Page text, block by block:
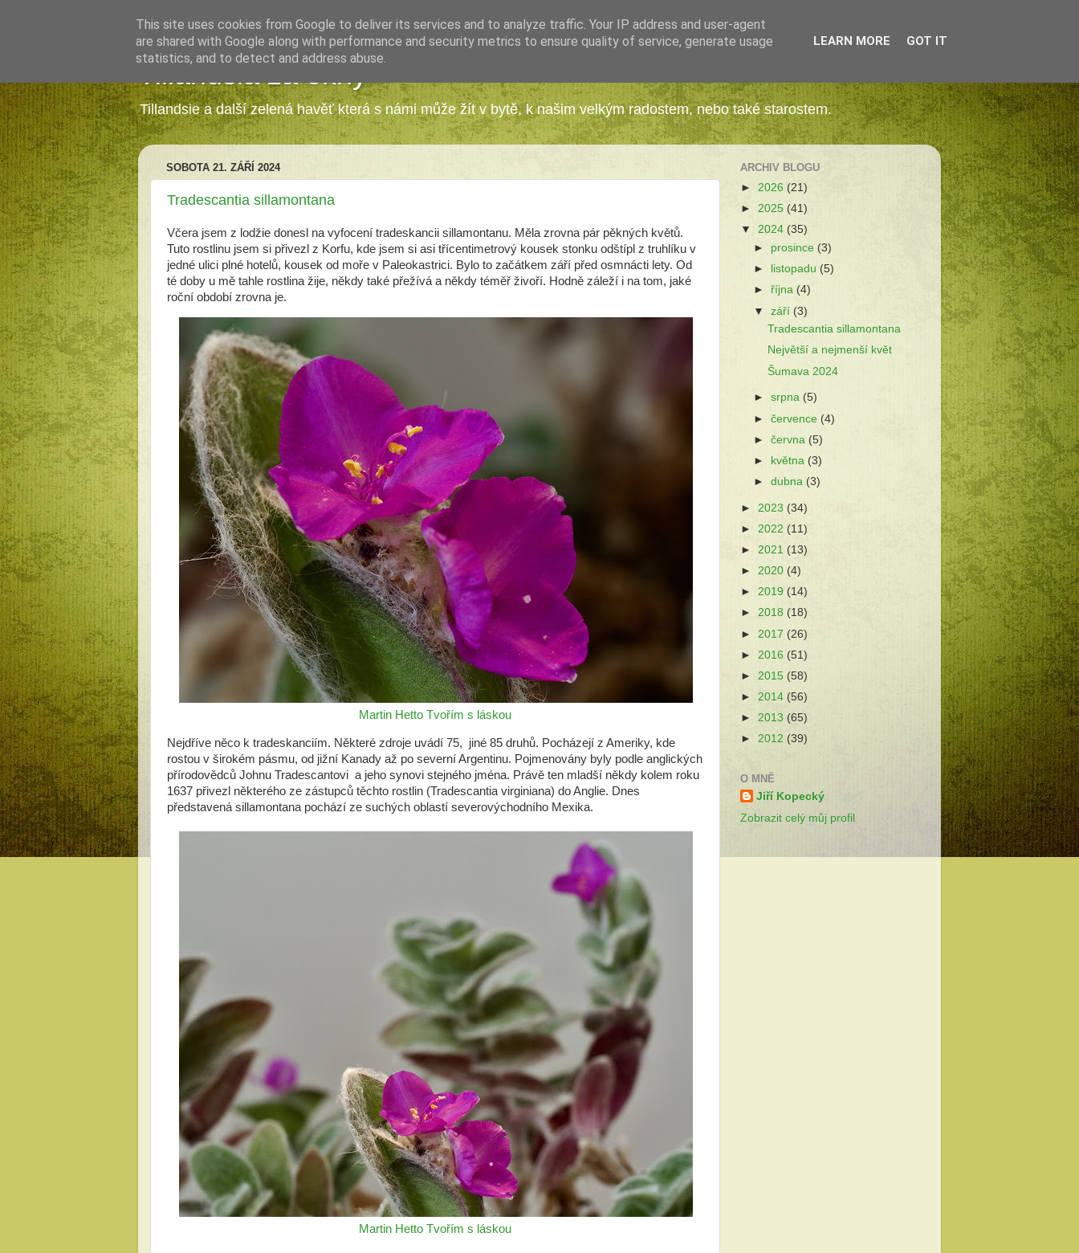
Tillandsia za okny
Tillandsie a další zelená havěť která s námi může žít v bytě, k našim velkým radostem, nebo také starostem.
SOBOTA 21. ZÁŘÍ 2024
Tradescantia sillamontana
Včera jsem z lodžie donesl na vyfocení tradeskancii sillamontanu. Měla zrovna pár pěkných květů.
Tuto rostlinu jsem si přivezl z Korfu, kde jsem si asi třícentimetrový kousek stonku odštípl z truhlíku v
jedné ulici plné hotelů, kousek od moře v Paleokastrici. Bylo to začátkem září před osmnácti lety. Od
té doby u mě tahle rostlina žije, někdy také přežívá a někdy téměř živoří. Hodně záleží i na tom, jaké
roční období zrovna je.
Martin Hetto Tvořím s láskou
Nejdříve něco k tradeskanciím. Některé zdroje uvádí 75, jiné 85 druhů. Pocházejí z Ameriky, kde
rostou v širokém pásmu, od jižní Kanady až po severní Argentinu. Pojmenovány byly podle anglických
přírodovědců Johnu Tradescantovi a jeho synovi stejného jména. Právě ten mladší někdy kolem roku
1637 přivezl některého ze zástupců těchto rostlin (Tradescantia virginiana) do Anglie. Dnes
představená sillamontana pochází ze suchých oblastí severovýchodního Mexika.
Martin Hetto Tvořím s láskou
ARCHIV BLOGU
► 2026 (21)
► 2025 (41)
▼ 2024 (35)
► prosince(3)
►
listopadu(5)
►října (4)
▼září (3)
Tradescantia sillamontana
Největší a nejmenší květ
Šumava 2024
►srpna (5)
►července (4)
►června (5)
►
května(3)
►dubna(3)
► 2023 (34)
► 2022 (11)
► 2021 (13)
► 2020 (4)
► 2019 (14)
► 2018 (18)
► 2017 (26)
► 2016 (51)
► 2015 (58)
► 2014 (56)
► 2013 (65)
► 2012 (39)
O MNĚ
Jiří Kopecký
Zobrazit celý můj profil
This site uses cookies from Google to deliver its services and to analyze traffic. Your IP address and user-agent
are shared with Google along with performance and security metrics to ensure quality of service, generate usage
statistics, and to detect and address abuse.
LEARN MORE GOT IT